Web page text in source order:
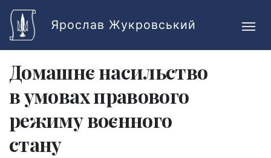
Skip to main content
Ярослав Жукровський
Домашнє насильство
в умовах правового
режиму воєнного
стану